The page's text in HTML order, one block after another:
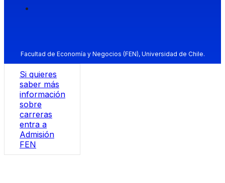
Facultad de Economía y Negocios (FEN), Universidad de Chile.
Si quieres
saber más
información
sobre
carreras
entra a
Admisión
FEN